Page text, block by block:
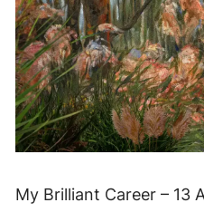
My Brilliant Career – 13